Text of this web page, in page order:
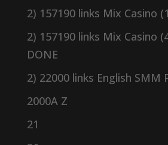
2) 157190 links Mix Casino
2) 157190 links Mix Casino
DONE
2) 22000 links English SMM
2000A Z
21